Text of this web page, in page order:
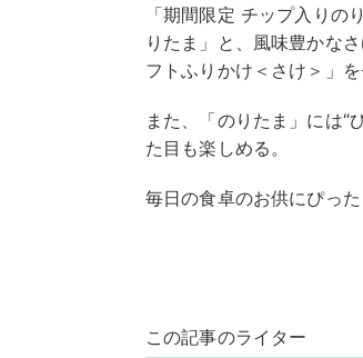
「期間限定 チップ入り
りたま」と、風味豊かな
フトふりかけ＜さけ＞」を
また、「のりたま」には“
た目も楽しめる。
毎日の食卓のお供にぴっ
この記事のライター